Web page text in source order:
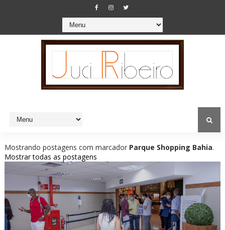
Mostrando postagens com marcador Parque Shopping Bahia.
Mostrar todas as postagens